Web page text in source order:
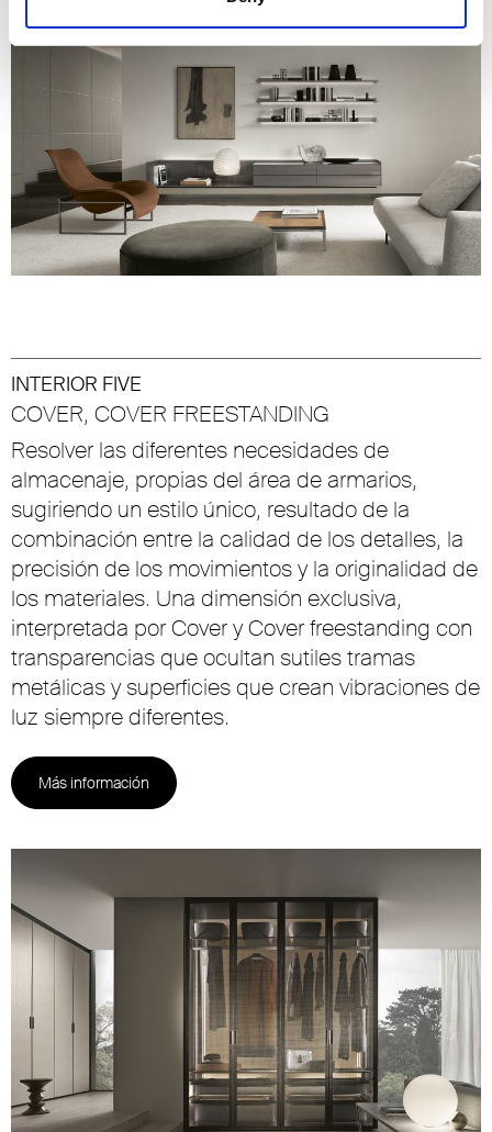
INTERIOR FIVE
COVER, COVER FREESTANDING
Resolver las diferentes necesidades de
almacenaje, propias del área de armarios,
sugiriendo un estilo único, resultado de la
combinación entre la calidad de los detalles, la
precisión de los movimientos y la originalidad de
los materiales. Una dimensión exclusiva,
interpretada por Cover y Cover freestanding con
transparencias que ocultan sutiles tramas
metálicas y superficies que crean vibraciones de
luz siempre diferentes.
Más información